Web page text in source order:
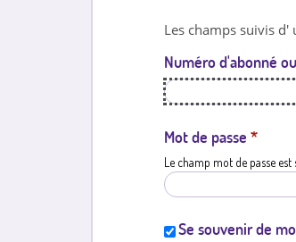
Les champs suivis d'
Numéro d'abonné
Mot de passe *
Le champ mot de passe
Se souvenir de